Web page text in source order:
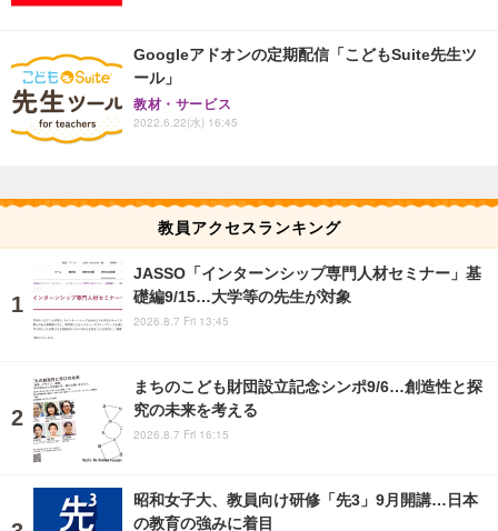
Googleアドオンの定期配信「こどもSuite先生ツ
ール」
教材・サービス
2022.6.22(水) 16:45
教員アクセスランキング
JASSO「インターンシップ専門人材セミナー」基
礎編9/15…大学等の先生が対象
2026.8.7 Fri 13:45
まちのこども財団設立記念シンポ9/6…創造性と探
究の未来を考える
2026.8.7 Fri 16:15
昭和女子大、教員向け研修「先3」9月開講…日本
の教育の強みに着目